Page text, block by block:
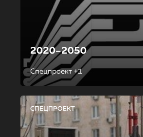
2020–2050
Спецпроект +1
СПЕЦПРОЕКТ